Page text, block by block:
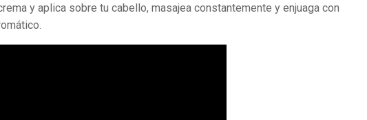
y aplica sobre tu cabello, masajea constantemente y enjuaga con